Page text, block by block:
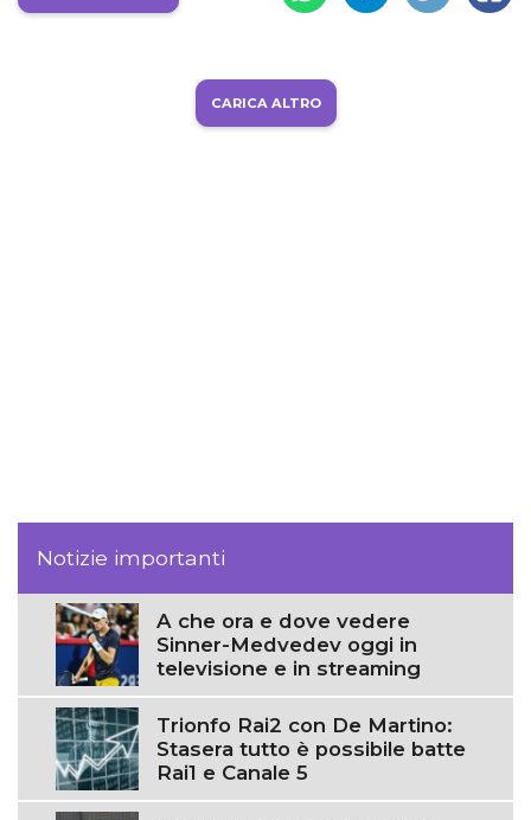
CARICA ALTRO
Notizie importanti
A che ora e dove vedere
Sinner-Medvedev oggi in
televisione e in streaming
Trionfo Rai2 con De Martino:
Stasera tutto è possibile batte
Rai1 e Canale 5